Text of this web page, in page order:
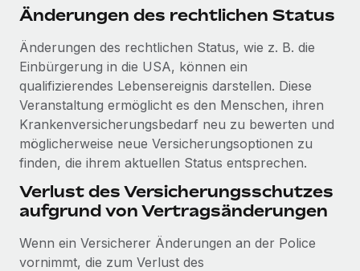
Änderungen des rechtlichen Status
Änderungen des rechtlichen Status, wie z. B. die
Einbürgerung in die USA, können ein
qualifizierendes Lebensereignis darstellen. Diese
Veranstaltung ermöglicht es den Menschen, ihren
Krankenversicherungsbedarf neu zu bewerten und
möglicherweise neue Versicherungsoptionen zu
finden, die ihrem aktuellen Status entsprechen.
Verlust des Versicherungsschutzes
aufgrund von Vertragsänderungen
Wenn ein Versicherer Änderungen an der Police
vornimmt, die zum Verlust des